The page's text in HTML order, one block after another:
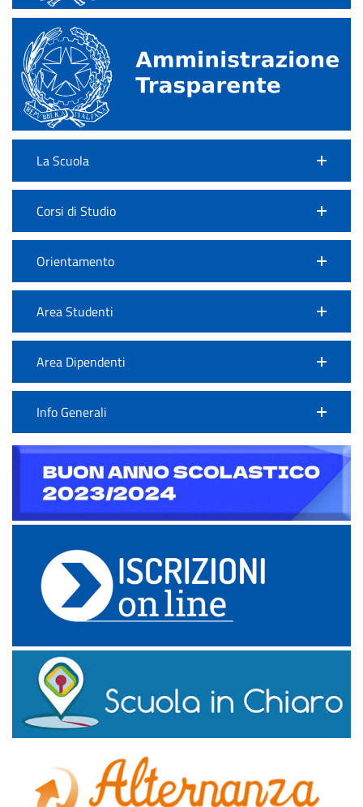
La Scuola
Corsi di Studio
Orientamento
Area Studenti
Area Dipendenti
Info Generali